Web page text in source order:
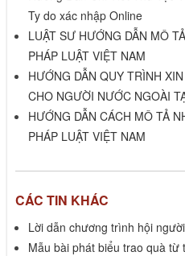
Ty do xác nhập Online
LUẬT SƯ HƯỚNG DẪN MÔ
PHÁP LUẬT VIỆT NAM
HƯỚNG DẪN QUY TRÌNH
CHO NGƯỜI NƯỚC NGOÀI
HƯỚNG DẪN CÁCH MÔ TẢ
PHÁP LUẬT VIỆT NAM
CÁC TIN KHÁC
Lời dẫn chương trình hội
Mẫu bài phát biểu trao quà